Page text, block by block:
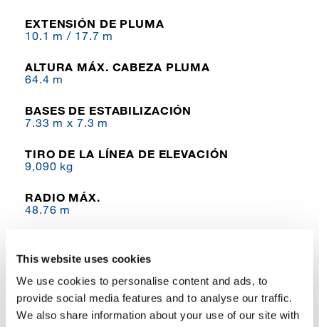
This website uses cookies
We use cookies to personalise content and ads, to
provide social media features and to analyse our traffic.
We also share information about your use of our site with
EXTENSIÓN DE PLUMA
10.1 m / 17.7 m
ALTURA MÁX. CABEZA PLUMA
64.4 m
BASES DE ESTABILIZACIÓN
7.33 m x 7.3 m
TIRO DE LA LÍNEA DE ELEVACIÓN
9,090 kg
RADIO MÁX.
48.76 m
14.37 m L x 3.31 m W x 3.82 m H
EJES
2